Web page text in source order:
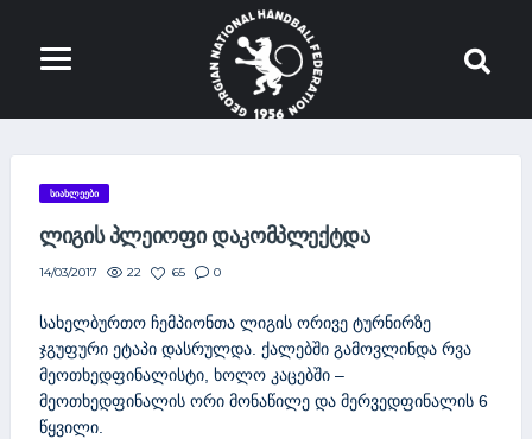
ᲡᲘᲐᲮᲚᲔᲔᲑᲘ
ᲚᲘᲒᲘᲡ ᲞᲚᲔᲘᲝᲤᲘ ᲓᲐᲙᲝᲛᲞᲚᲔᲥᲢᲓᲐ
14/03/2017 22 65 0
სახელბურთო ჩემპიონთა ლიგის ორივე ტურნირზე
ჯგუფური ეტაპი დასრულდა. ქალებში გამოვლინდა რვა
მეოთხედფინალისტი, ხოლო კაცებში –
მეოთხედფინალის ორი მონაწილე და მერვედფინალის 6
წყვილი.